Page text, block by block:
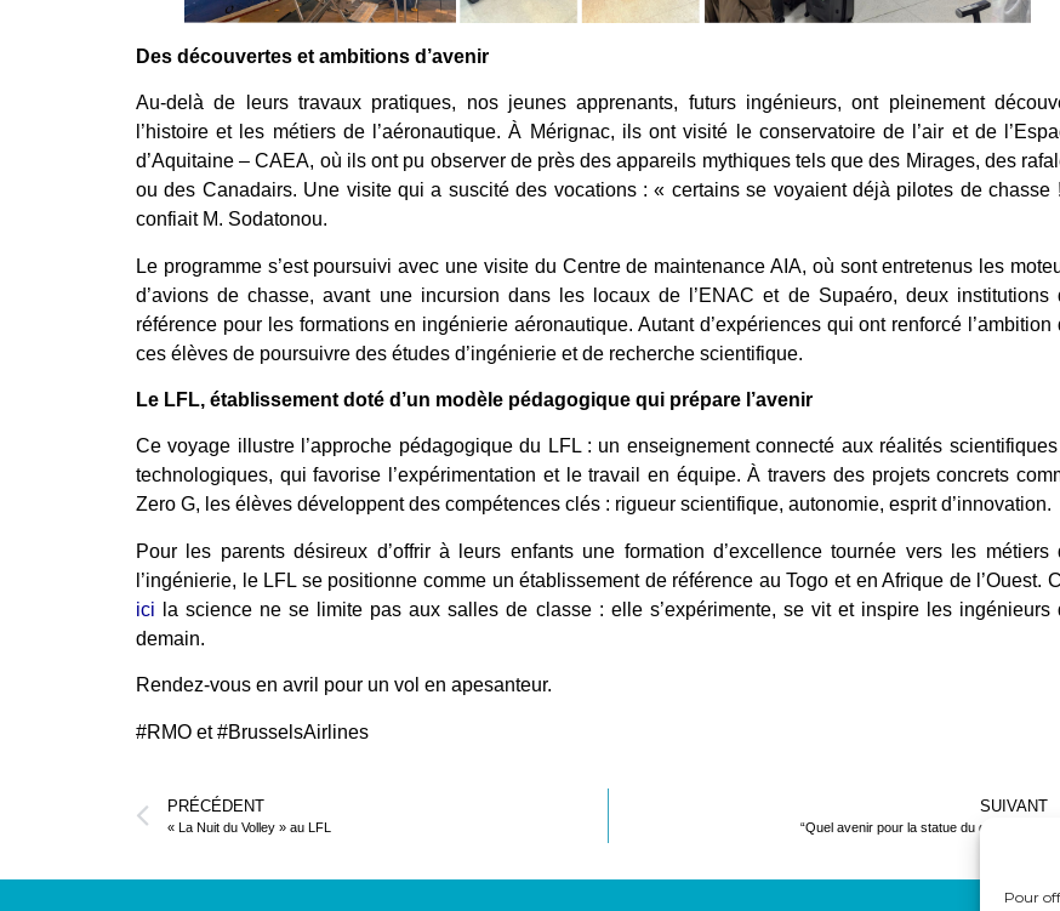
Pour
Des découvertes et ambitions d’avenir
Au-delà de leurs travaux pratiques, nos jeunes apprenants, futurs ingénieurs, ont pleinement
l’histoire et les métiers de l’aéronautique. À Mérignac, ils ont visité le conservatoire de l’air et de
d’Aquitaine – CAEA, où ils ont pu observer de près des appareils mythiques tels que des Mirages, des
ou des Canadairs. Une visite qui a suscité des vocations : « certains se voyaient déjà pilotes de chasse
confiait M. Sodatonou.
Le programme s’est poursuivi avec une visite du Centre de maintenance AIA, où sont entretenus les
d’avions de chasse, avant une incursion dans les locaux de l’ENAC et de Supaéro, deux institutions
référence pour les formations en ingénierie aéronautique. Autant d’expériences qui ont renforcé l’ambition
ces élèves de poursuivre des études d’ingénierie et de recherche scientifique.
Le LFL, établissement doté d’un modèle pédagogique qui prépare l’avenir
Ce voyage illustre l’approche pédagogique du LFL : un enseignement connecté aux réalités
technologiques, qui favorise l’expérimentation et le travail en équipe. À travers des projets concrets
Zero G, les élèves développent des compétences clés : rigueur scientifique, autonomie, esprit d’innovation.
Pour les parents désireux d’offrir à leurs enfants une formation d’excellence tournée vers les métiers
l’ingénierie, le LFL se positionne comme un établissement de référence au Togo et en Afrique de l’Ouest.
ici
la science ne se limite pas aux salles de classe : elle s’expérimente, se vit et inspire les ingénieurs
demain.
Rendez-vous en avril pour un vol en apesanteur.
#RMO et #BrusselsAirlines
PRÉCÉDENT
« La Nuit du Volley » au LFL
SUIVANT
“Quel avenir pour la statue du dieu Gou ?”